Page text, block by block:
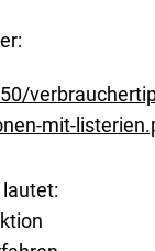
mit-